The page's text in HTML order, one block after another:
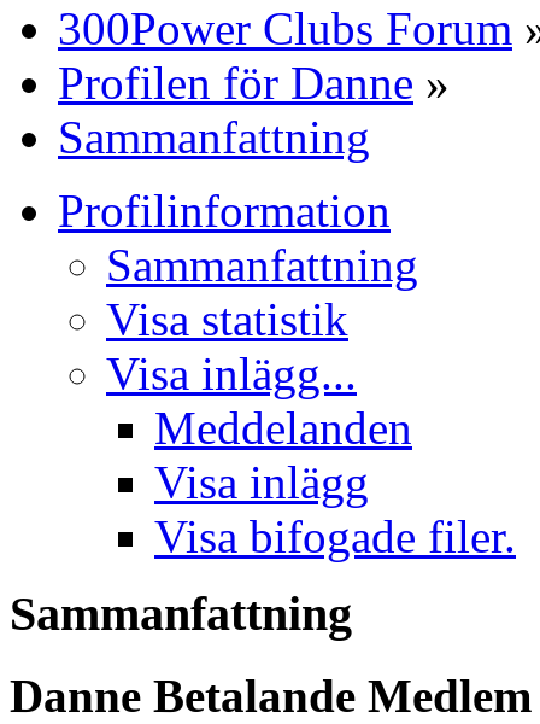
300Power Clubs Forum
Profilen för Danne »
Sammanfattning
Profilinformation
Sammanfattning
Visa statistik
Visa inlägg...
Meddelanden
Visa inlägg
Visa bifogade filer.
Sammanfattning
Danne Betalande Medlem